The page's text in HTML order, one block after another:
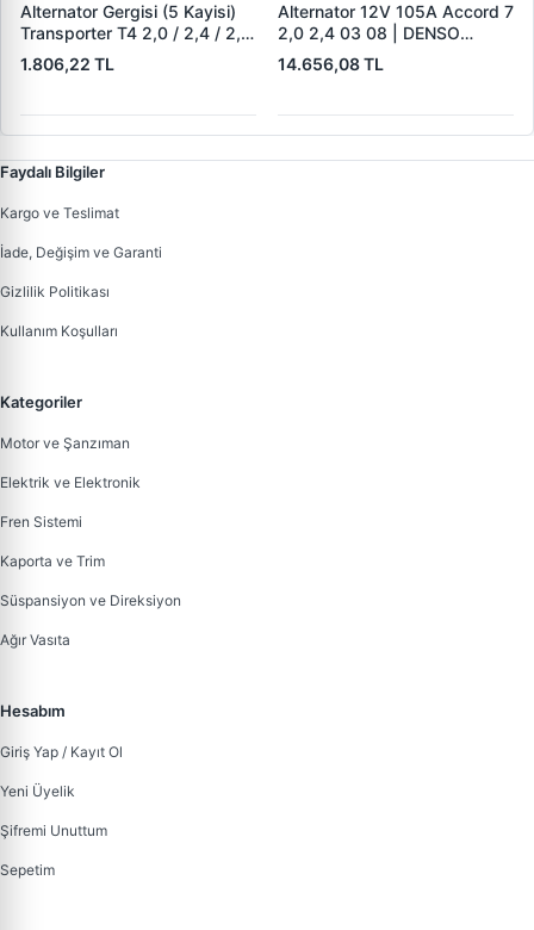
Alternator Gergisi (5 Kayisi)
Transporter T4 2,0 / 2,4 / 2,5
Aab Aac Aaf Acu Acv Aen
Aet Aeu Aja Ajt Apl Auf Avt
OEM 044903315C
1.806,22 TL
Alternator 12V 105A Accord 7
2,0 2,4 03 08 | DENSO
DAN1375 | OEM 31100-RAA-
A01
14.656,08 TL
Faydalı Bilgiler
Kargo ve Teslimat
İade, Değişim ve Garanti
Gizlilik Politikası
Kullanım Koşulları
Kategoriler
Motor ve Şanzıman
Elektrik ve Elektronik
Fren Sistemi
Kaporta ve Trim
Süspansiyon ve Direksiyon
Ağır Vasıta
Hesabım
Giriş Yap / Kayıt Ol
Yeni Üyelik
Şifremi Unuttum
Sepetim